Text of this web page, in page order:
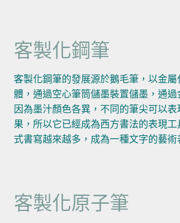
客製化鋼筆
客製化鋼筆的發展源於鵝毛筆，以金
體，通過空心筆筒儲墨裝置儲墨，通過
因為墨汁顏色各異，不同的筆尖可以
果，所以它已經成為西方書法的表現
式書寫越來越多，成為一種文字的藝術
客製化原子筆